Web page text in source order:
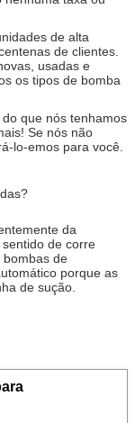
de alta
de clientes.
usadas e
os tipos de bomba
que nós tenhamos
Se nós não
lo-emos para você.
da
de corre
de
porque as
de sução.